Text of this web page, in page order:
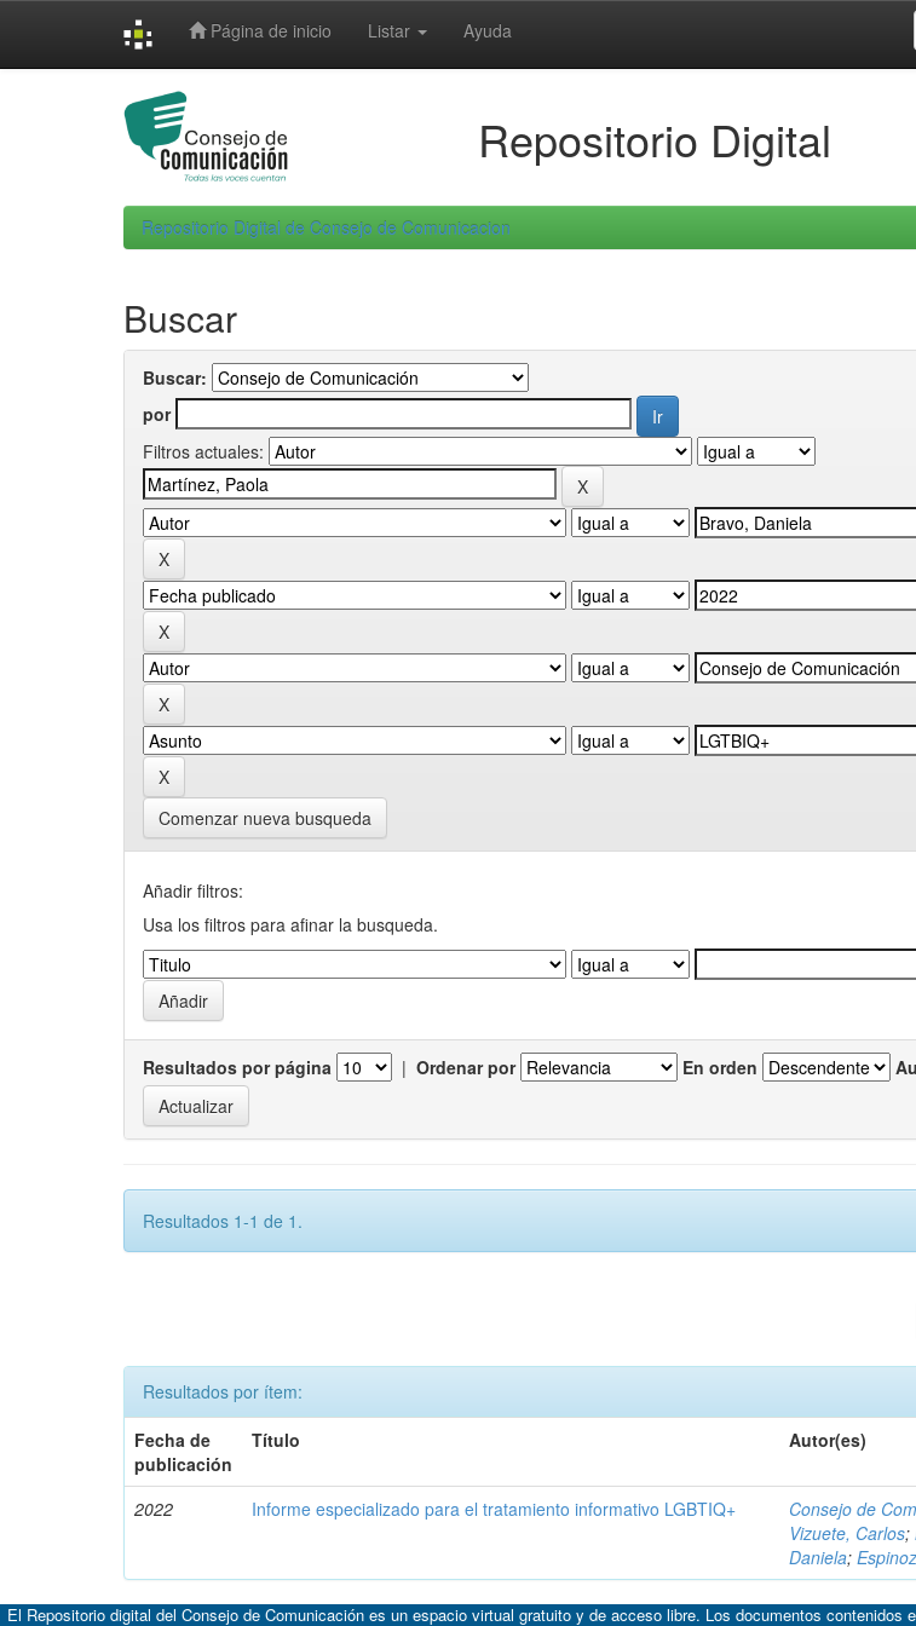
Página de inicio Listar Ayuda
Repositorio Digital
Repositorio Digital de Consejo de Comunicacion
Buscar
Buscar:
por
Filtros actuales:
Comenzar nueva busqueda
Añadir filtros:
Usa los filtros para afinar la busqueda.
Resultados por página | Ordenar por En orden
Resultados 1-1 de 1.
Resultados por ítem:
Fecha de
publicación
Título Autor(es)
2022 Informe especializado para el tratamiento informativo LGBTIQ+ Consejo de
Vizuete, Carlos;
Daniela;
El Repositorio digital del Consejo de Comunicación es un espacio virtual gratuito y de acceso libre. Los documentos